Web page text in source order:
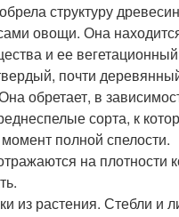
структуру
овощи. Она
и ее
почти
обретает, в
сорта, к
полной спелости.
на плотности
из растения. Стебли и